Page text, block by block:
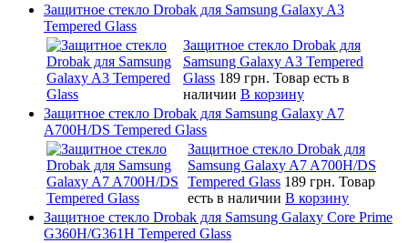
Защитное стекло Drobak для Samsung Galaxy A3
Tempered Glass
Защитное стекло Drobak для
Samsung Galaxy A3 Tempered
Glass 189 грн. Товар есть в
наличии В корзину
Защитное стекло Drobak для Samsung Galaxy A7
A700H/DS Tempered Glass
Защитное стекло Drobak для
Samsung Galaxy A7 A700H/DS
Tempered Glass 189 грн. Товар
есть в наличии В корзину
Защитное стекло Drobak для Samsung Galaxy Core Prime
G360H/G361H Tempered Glass